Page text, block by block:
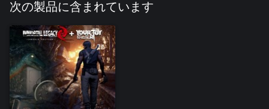
次の製品に含まれています